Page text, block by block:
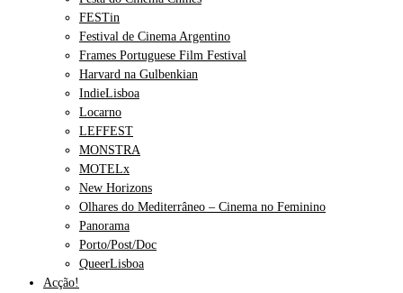
FESTin
Festival de Cinema Argentino
Frames Portuguese Film Festival
Harvard na Gulbenkian
IndieLisboa
Locarno
LEFFEST
MONSTRA
MOTELx
New Horizons
Olhares do Mediterrâneo – Cinema no Feminino
Panorama
Porto/Post/Doc
QueerLisboa
Acção!